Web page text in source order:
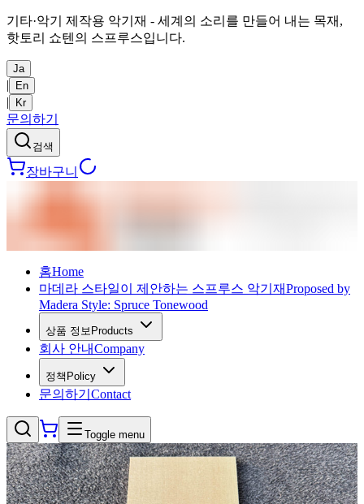
기타·악기 제작용 악기재 - 세계의 소리를 만들어 내는 목재,
핫토리 쇼텐의 스프루스입니다.
Ja
| En
| Kr
문의하기
검색
장바구니
홈Home
마데라 스타일이 제안하는 스프루스 악기재Proposed by
Madera Style: Spruce Tonewood
상품 정보 Products
회사 안내Company
정책 Policy
문의하기 Contact
Toggle menu